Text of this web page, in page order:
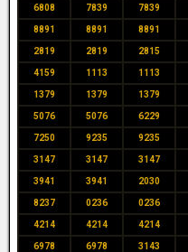
6808 7839 7839
8891 8891 8891
2819 2819 2815
4159 1113 1113
1379 1379 1379
5076 5076 6229
7250 9235 9235
3147 3147 3147
3941 3941 2030
8237 0236 0236
4214 4214 4214
6978 6978 3143